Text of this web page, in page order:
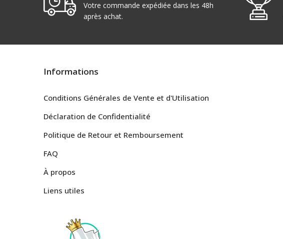
Votre commande expédiée dans les 48h
après achat.
Informations
Conditions Générales de Vente et d'Utilisation
Déclaration de Confidentialité
Politique de Retour et Remboursement
FAQ
À propos
Liens utiles